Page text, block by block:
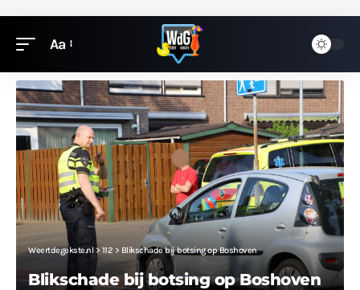
Aa
Weertdegekste.nl> 112 > Blikschade bij botsing op Boshoven
Blikschade bij botsing op Boshoven